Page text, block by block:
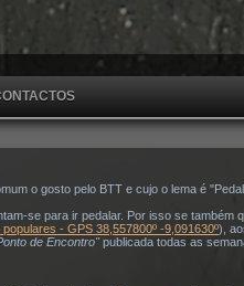
o gosto pelo BTT e cujo o lema é
se para ir pedalar. Por isso se também
- GPS 38,557800º -9,091630º),
de Encontro"publicada todas as